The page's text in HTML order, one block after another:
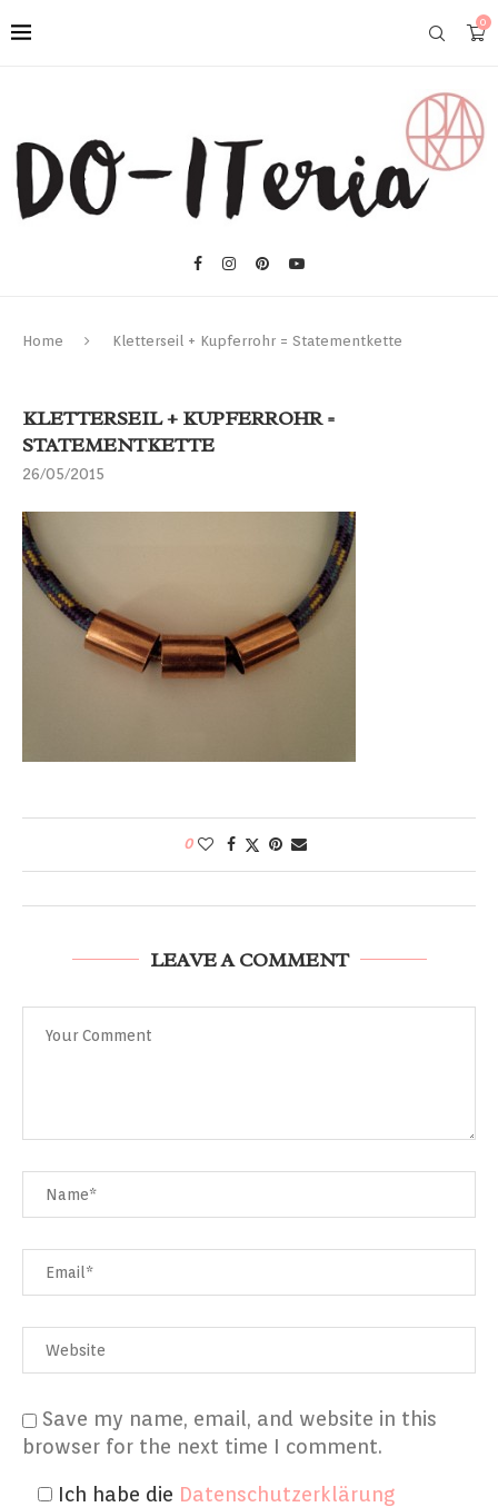
0
Home Kletterseil + Kupferrohr = Statementkette
KLETTERSEIL + KUPFERROHR =
STATEMENTKETTE
26/05/2015
0
LEAVE A COMMENT
Save my name, email, and website in this
browser for the next time I comment.
Ich habe die Datenschutzerklärung